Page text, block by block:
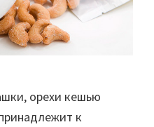
орехи кешью
к